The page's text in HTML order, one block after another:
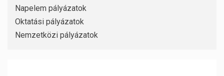
Napelem pályázatok
Oktatási pályázatok
Nemzetközi pályázatok